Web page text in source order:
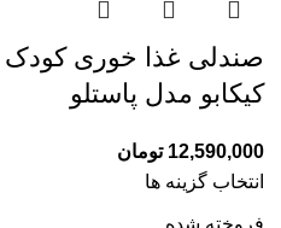
صندلی غذا خوری کودک
کیکابو مدل پاستلو
12,590,000 تومان
انتخاب گزینه ها
فروخته شده